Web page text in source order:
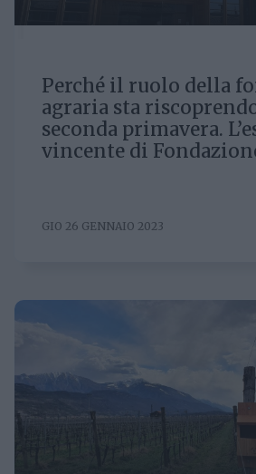
Perché il ruolo della
agraria sta
seconda primavera.
vincente di
GIO 26 GENNAIO 2023